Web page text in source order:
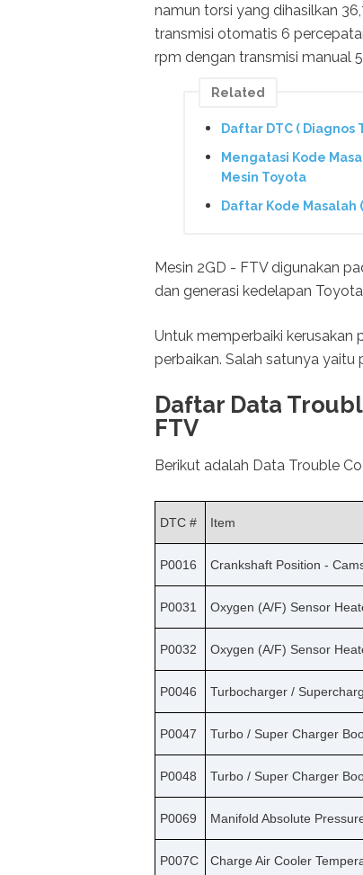
namun torsi yang dihasilkan
transmisi otomatis 6
rpm dengan transmisi manual
Related
Daftar DTC (
Mengatasi Kode
Mesin Toyota
Daftar Kode Masalah
Mesin 2GD - FTV digunakan
dan generasi kedelapan
Untuk memperbaiki kerusakan
perbaikan. Salah satunya yaitu
Daftar Data
FTV
Berikut adalah Data Trouble
DTC # Item
P0016 Crankshaft Position -
P0031 Oxygen (A/F) Sensor
P0032 Oxygen (A/F) Sensor
P0046 Turbocharger /
P0047 Turbo / Super Charger
P0048 Turbo / Super Charger
P0069 Manifold Absolute
P007C Charge Air Cooler